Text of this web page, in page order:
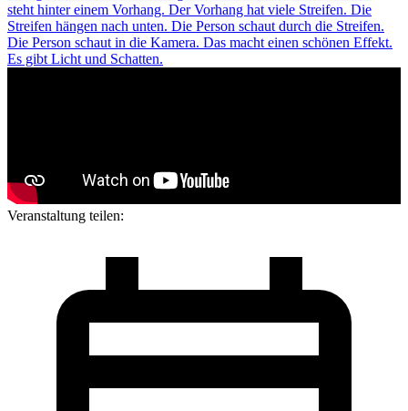
Veranstaltung teilen: